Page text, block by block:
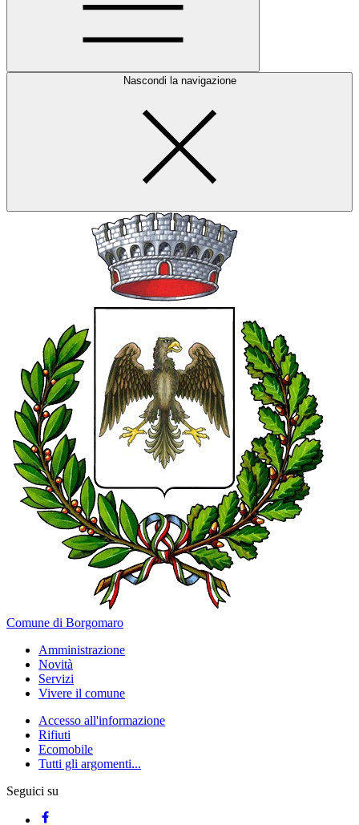
Nascondi la navigazione
Comune di Borgomaro
Amministrazione
Novità
Servizi
Vivere il comune
Accesso all'informazione
Rifiuti
Ecomobile
Tutti gli argomenti...
Seguici su